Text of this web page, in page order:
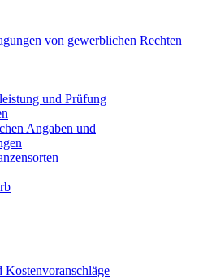
von gewerblichen Rechten
und Prüfung
Angaben und
Kostenvoranschläge